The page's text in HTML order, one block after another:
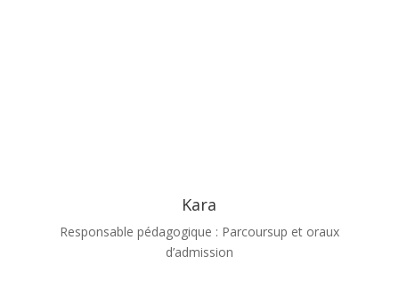
Kara
Responsable pédagogique : Parcoursup et oraux
d’admission